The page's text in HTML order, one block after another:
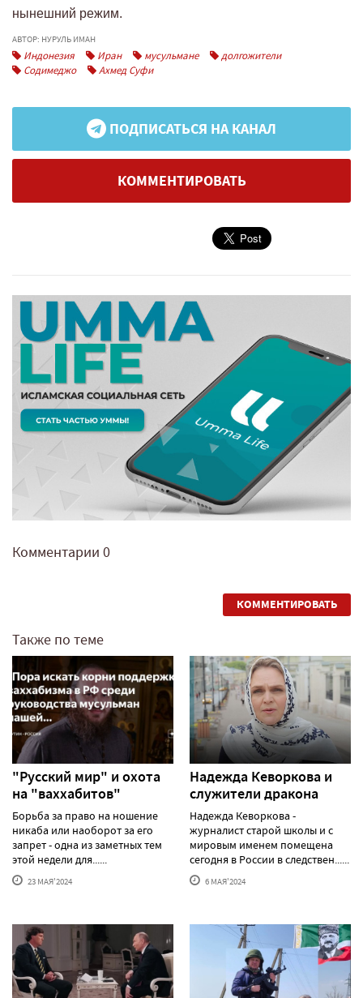
нынешний режим.
АВТОР: НУРУЛЬ ИМАН
Индонезия Иран мусульмане
долгожители
Содимеджо
Ахмед Суфи
ПОДПИСАТЬСЯ НА КАНАЛ
КОММЕНТИРОВАТЬ
Комментарии 0
КОММЕНТИРОВАТЬ
Также по теме
"Русский мир" и охота
на "ваххабитов"
Борьба за право на ношение
никаба или наоборот за его
запрет - одна из заметных тем
этой недели для......
23 МАЯ'2024
Надежда Кеворкова и
служители дракона
Надежда Кеворкова -
журналист старой школы и с
мировым именем помещена
сегодня в России в следствен......
6 МАЯ'2024